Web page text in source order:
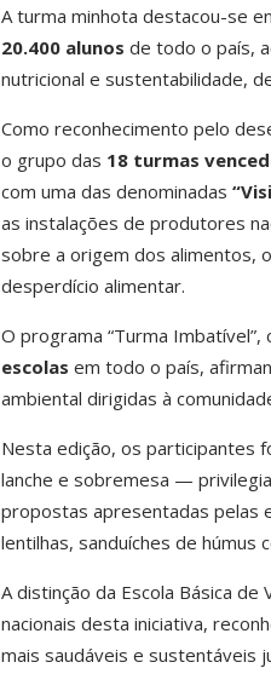
A turma minhota destacou-se
20.400 alunos de todo o país,
nutricional e sustentabilidade,
Como reconhecimento pelo
o grupo das 18 turmas
com uma das denominadas
as instalações de produtores
sobre a origem dos alimentos,
desperdício alimentar.
O programa “Turma
escolas em todo o país,
ambiental dirigidas à
Nesta edição, os participantes
lanche e sobremesa —
propostas apresentadas pelas
lentilhas, sanduíches de
A distinção da Escola Básica
nacionais desta iniciativa,
mais saudáveis e sustentáveis